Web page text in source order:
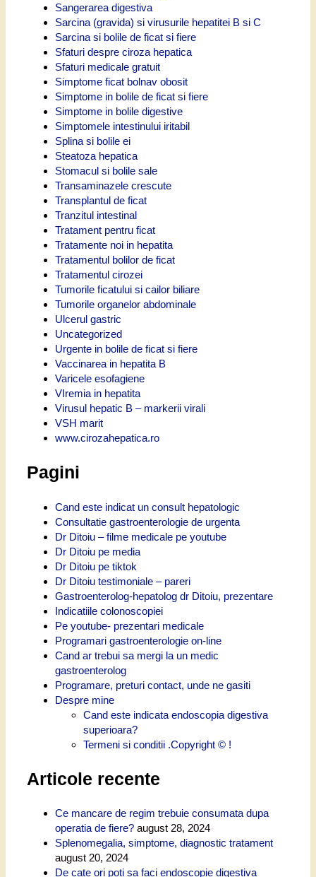
Sangerarea digestiva
Sarcina (gravida) si virusurile hepatitei B si C
Sarcina si bolile de ficat si fiere
Sfaturi despre ciroza hepatica
Sfaturi medicale gratuit
Simptome ficat bolnav obosit
Simptome in bolile de ficat si fiere
Simptome in bolile digestive
Simptomele intestinului iritabil
Splina si bolile ei
Steatoza hepatica
Stomacul si bolile sale
Transaminazele crescute
Transplantul de ficat
Tranzitul intestinal
Tratament pentru ficat
Tratamente noi in hepatita
Tratamentul bolilor de ficat
Tratamentul cirozei
Tumorile ficatului si cailor biliare
Tumorile organelor abdominale
Ulcerul gastric
Uncategorized
Urgente in bolile de ficat si fiere
Vaccinarea in hepatita B
Varicele esofagiene
VIremia in hepatita
Virusul hepatic B – markerii virali
VSH marit
www.cirozahepatica.ro
Pagini
Cand este indicat un consult hepatologic
Consultatie gastroenterologie de urgenta
Dr Ditoiu – filme medicale pe youtube
Dr Ditoiu pe media
Dr Ditoiu pe tiktok
Dr Ditoiu testimoniale – pareri
Gastroenterolog-hepatolog dr Ditoiu, prezentare
Indicatiile colonoscopiei
Pe youtube- prezentari medicale
Programari gastroenterologie on-line
Cand ar trebui sa mergi la un medic
gastroenterolog
Programare, preturi contact, unde ne gasiti
Despre mine
Cand este indicata endoscopia digestiva
superioara?
Termeni si conditii .Copyright © !
Articole recente
Ce mancare de regim trebuie consumata dupa
operatia de fiere? august 28, 2024
Splenomegalia, simptome, diagnostic tratament
august 20, 2024
De cate ori poti sa faci endoscopie digestiva